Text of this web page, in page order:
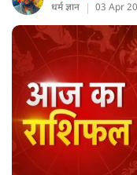
धर्म ज्ञान 03 Apr